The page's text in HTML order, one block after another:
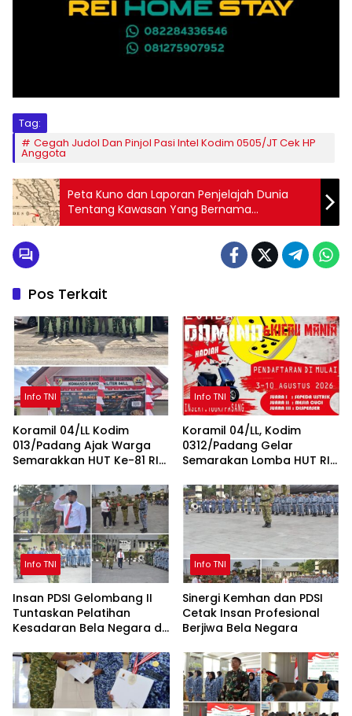
Tag:
Cegah Judol Dan Pinjol Pasi Intel Kodim 0505/JT Cek HP
Anggota
Peta Kuno dan Laporan Penjelajah Dunia
Tentang Kawasan Yang Bernama
Manancabo/ Minangkabau
Pos Terkait
Info TNI
Koramil 04/LL Kodim
013/Padang Ajak Warga
Semarakkan HUT Ke-81 RI
Info TNI
Koramil 04/LL, Kodim
0312/Padang Gelar
Semarakan Lomba HUT RI
Lubeg dan Luki
Info TNI
Insan PDSI Gelombang II
Tuntaskan Pelatihan
Kesadaran Bela Negara di
Info TNI
Sinergi Kemhan dan PDSI
Cetak Insan Profesional
Berjiwa Bela Negara